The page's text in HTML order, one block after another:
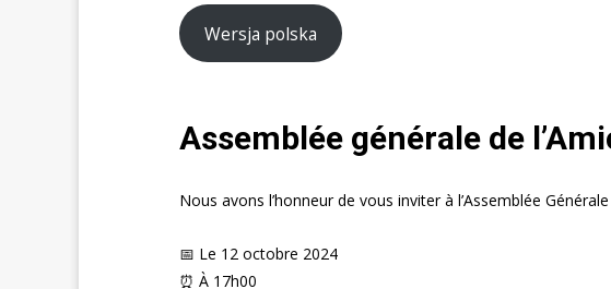
Wersja polska
Assemblée générale de
Nous avons l’honneur de vous inviter à l’Assemblée
📅 Le 12 octobre 2024
⏰ À 17h00